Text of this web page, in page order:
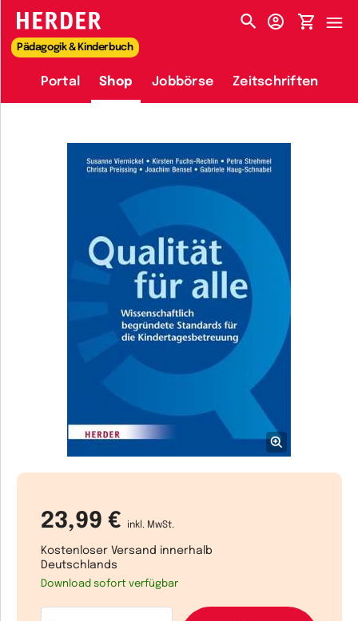
HERDER-MENÜ
Pädagogik & Kinderbuch
Portal Shop Jobbörse Zeitschriften
23,99 € inkl. MwSt.
Kostenloser Versand innerhalb
Deutschlands
Download sofort verfügbar